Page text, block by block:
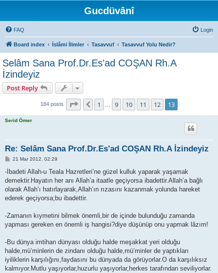
Gucdüvânî
FAQ Login
Board index İslâmi İlimler Tasavvuf Tasavvuf Yolu Nedir?
Selâm Sana Prof.Dr.Es'ad COŞAN Rh.A
İzindeyiz
Post Reply
184 posts Page 13 of 13
Previous
1 9 10 11 12 13
Serid Ömer
Re: Selâm Sana Prof.Dr.Es'ad COŞAN Rh.A İzindeyiz
P
s
21 Mar 2012, 02:29
-İbadeti Allah-u Teala Hazretleri’ne güzel kulluk yaparak yaşamak
demektir.Hayatın her anı Allah’a itaatle geçiyorsa ibadettir.Allah’a bağlı
olarak Allah’ı hatırlayarak,Allah’ın rızasını kazanmak yolunda hareket
ederek geçiyorsa;bu ibadettir.
-Zamanın kıymetini bilmek önemli,bir de içinde bulunduğu zamanda
yapması gereken en önemli iş hangisi?diye düşünüp onu yapmak lâzım!
-Bu dünya imtihan dünyası olduğu halde meşakkat yeri olduğu
halde,mü’minlerin de zindanı olduğu halde,mü’minler de yaptıkları
iyiliklerin karşılığını,faydasını bu dünyada da görüyorlar.O da karşılıksız
kalmıyor.Mutlu yaşıyorlar,huzurlu yaşıyorlar,herkes tarafından seviliyorlar.